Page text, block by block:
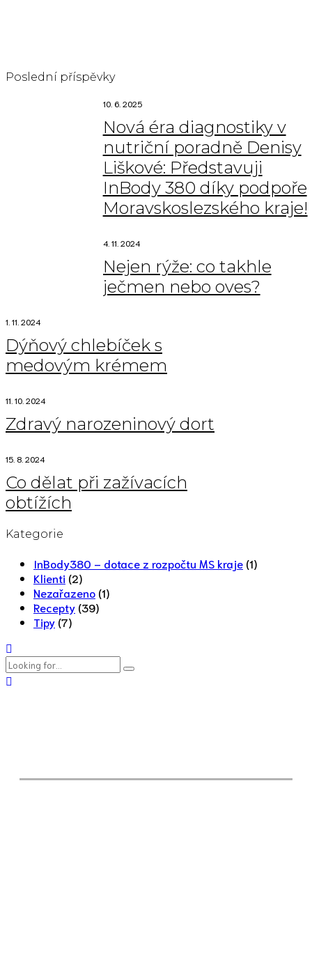
Poslední příspěvky
10. 6. 2025
Nová éra diagnostiky v
nutriční poradně Denisy
Liškové: Představuji
InBody 380 díky podpoře
Moravskoslezského kraje!
4. 11. 2024
Nejen rýže: co takhle
ječmen nebo oves?
1. 11. 2024
Dýňový chlebíček s
medovým krémem
11. 10. 2024
Zdravý narozeninový dort
15. 8. 2024
Co dělat při zažívacích
obtížích
Kategorie
InBody380 – dotace z rozpočtu MS kraje (1)
Klienti (2)
Nezařazeno (1)
Recepty (39)
Tipy (7)